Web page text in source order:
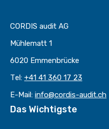
CORDIS audit AG
Mühlematt 1
6020 Emmenbrücke
Tel: +41 41 360 17 23
E-Mail: info@cordis-audit.ch
Das Wichtigste